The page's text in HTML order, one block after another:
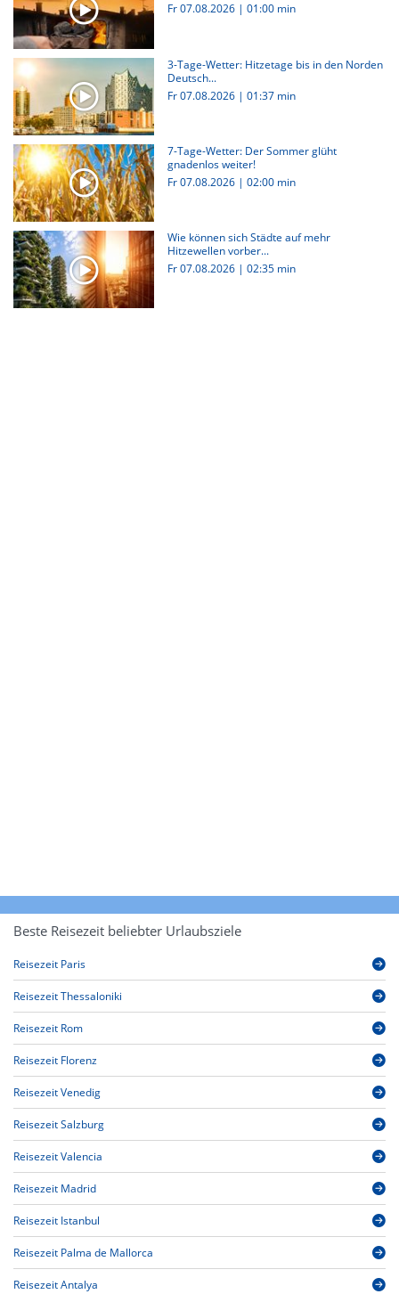
Fr 07.08.2026 | 01:00 min
3-Tage-Wetter: Hitzetage bis in den Norden
Deutsch...
Fr 07.08.2026 | 01:37 min
7-Tage-Wetter: Der Sommer glüht
gnadenlos weiter!
Fr 07.08.2026 | 02:00 min
Wie können sich Städte auf mehr
Hitzewellen vorber...
Fr 07.08.2026 | 02:35 min
Beste Reisezeit beliebter Urlaubsziele
Reisezeit Paris
Reisezeit Thessaloniki
Reisezeit Rom
Reisezeit Florenz
Reisezeit Venedig
Reisezeit Salzburg
Reisezeit Valencia
Reisezeit Madrid
Reisezeit Istanbul
Reisezeit Palma de Mallorca
Reisezeit Antalya